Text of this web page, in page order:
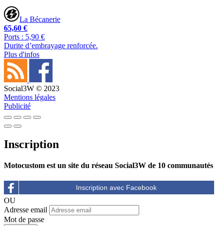
La Bécanerie
65,60 €
Ports : 5,90 €
Durite d’embrayage renforcée.
Plus d'infos
Social3W © 2023
Mentions légales
Publicité
Inscription
Motocustom est un site du réseau Social3W de 10 communautés
OU
Adresse email
Mot de passe